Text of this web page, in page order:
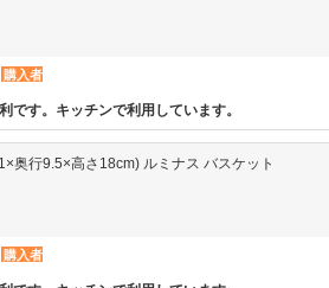
購入者
です。キッチンで利用しています。
奥行9.5×高さ18cm) ルミナス バスケット
購入者